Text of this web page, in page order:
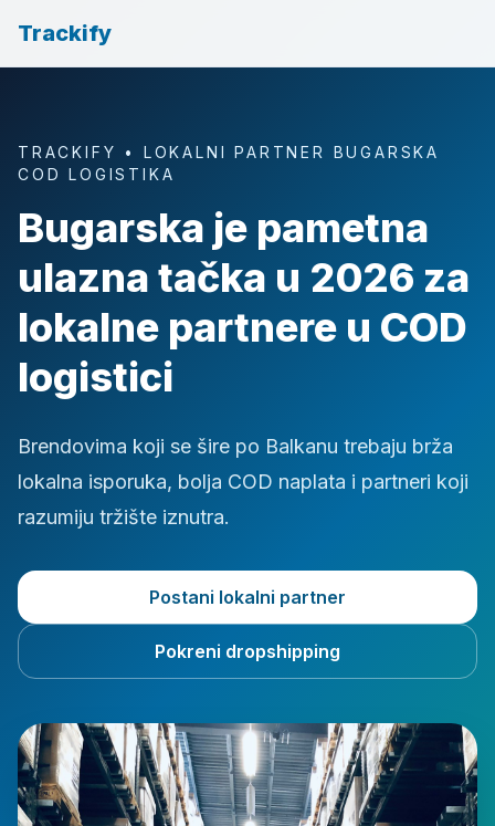
Trackify
TRACKIFY • LOKALNI PARTNER BUGARSKA
COD LOGISTIKA
Bugarska je pametna
ulazna tačka u 2026 za
lokalne partnere u COD
logistici
Brendovima koji se šire po Balkanu trebaju brža
lokalna isporuka, bolja COD naplata i partneri koji
razumiju tržište iznutra.
Postani lokalni partner
Pokreni dropshipping